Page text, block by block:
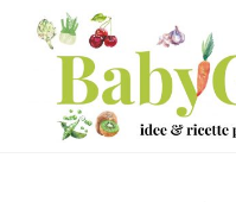
Menu
Passa
contenuto
principale
Passa
laterale
primaria
Passa